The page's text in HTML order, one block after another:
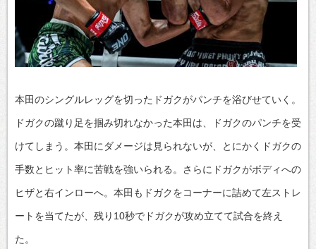
本田のシングルレッグを切ったドガクがパンチを浴びせていく。
ドガクの蹴り足を掴み切れなかった本田は、ドガクのパンチを受
けてしまう。本田にダメージは見られないが、とにかくドガクの
手数とヒット率に苦戦を強いられる。さらにドガクがボディへの
ヒザと右インローへ。本田もドガクをコーナーに詰めて左ストレ
ートを当てたが、残り10秒でドガクが攻め立てて試合を終え
た。